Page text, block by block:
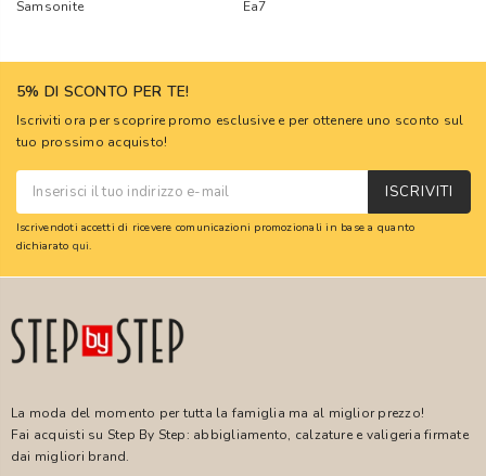
Samsonite
Ea7
5% DI SCONTO PER TE!
Iscriviti ora per scoprire promo esclusive e per ottenere uno sconto sul
tuo prossimo acquisto!
ISCRIVITI
Iscrivendoti accetti di ricevere comunicazioni promozionali in base a quanto
dichiarato qui.
La moda del momento per tutta la famiglia ma al miglior prezzo!
Fai acquisti su Step By Step: abbigliamento, calzature e valigeria firmate
dai migliori brand.